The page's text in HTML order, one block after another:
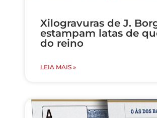
Xilogravuras de J.
estampam latas de
do reino
LEIA MAIS »